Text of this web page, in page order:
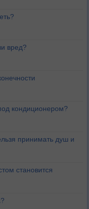
вред?
кондиционером?
принимать душ и
становится